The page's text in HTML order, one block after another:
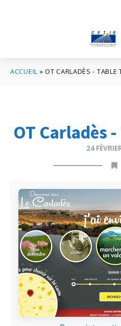
ACCUEIL »OT CARLADÈS - TABLE
OT Carladès
24